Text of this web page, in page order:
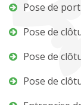
Pose de
Pose de
Pose de
Pose de